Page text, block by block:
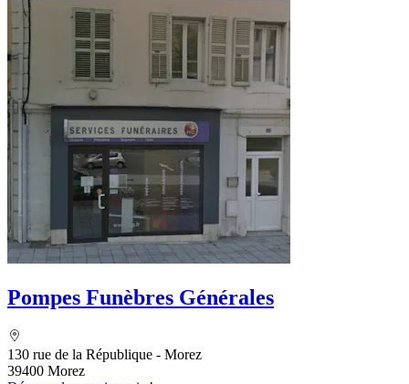
Pompes Funèbres Générales
130 rue de la République - Morez
39400 Morez